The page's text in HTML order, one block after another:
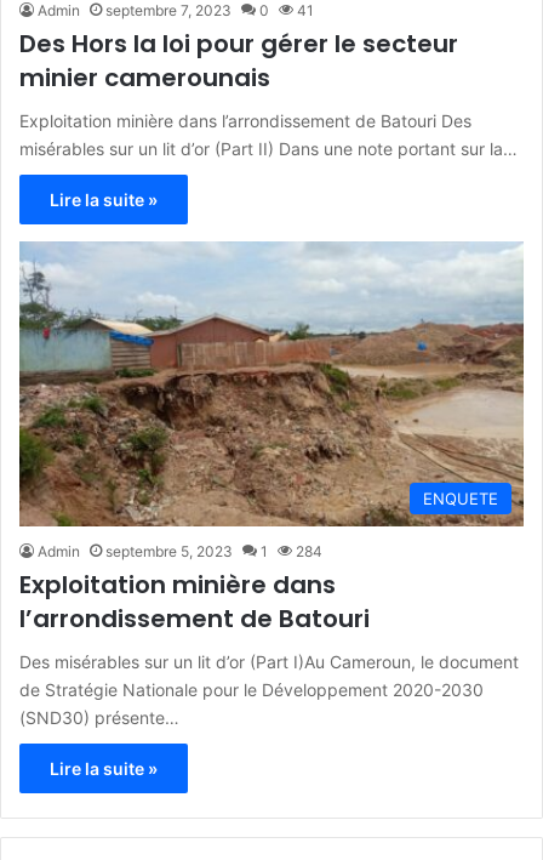
Admin septembre 7, 2023 0 41
Des Hors la loi pour gérer le secteur
minier camerounais
Exploitation minière dans l’arrondissement de Batouri Des
misérables sur un lit d’or (Part II) Dans une note portant sur la…
Lire la suite »
ENQUETE
Admin septembre 5, 2023 1 284
Exploitation minière dans
l’arrondissement de Batouri
Des misérables sur un lit d’or (Part I)Au Cameroun, le document
de Stratégie Nationale pour le Développement 2020-2030
(SND30) présente…
Lire la suite »